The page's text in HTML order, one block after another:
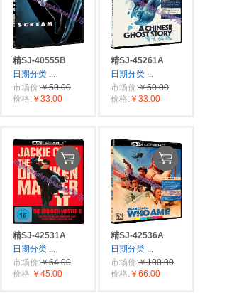
精SJ-40555B
日期分类 ...
市场价:￥50.00
价格: ￥33.00
精SJ-45261A
日期分类 ...
市场价:￥50.00
价格: ￥33.00
精SJ-42531A
日期分类 ...
市场价:￥64.00
价格: ￥45.00
精SJ-42536A
日期分类 ...
市场价:￥100.00
价格: ￥66.00